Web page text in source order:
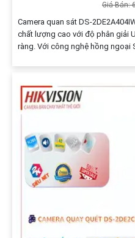
Giá Bán:
Camera quan sát DS-
chất lượng cao với độ phân giải
ràng. Với công nghệ hồng ngoại